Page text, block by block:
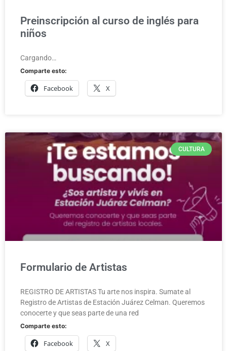
Preinscripción al curso de inglés para
niños
Cargando…
Comparte esto:
Facebook X
CULTURA
Formulario de Artistas
REGISTRO DE ARTISTAS Tu arte nos inspira. Sumate al
Registro de Artistas de Estación Juárez Celman. Queremos
conocerte y que seas parte de una red
Comparte esto:
Facebook X